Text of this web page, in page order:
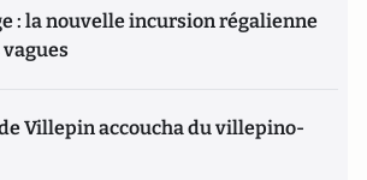
: la nouvelle incursion régalienne
Villepin accoucha du villepino-